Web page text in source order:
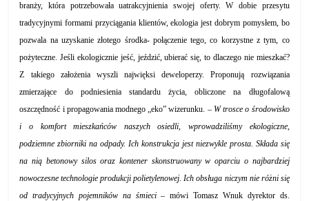
branży, która potrzebowała uatrakcyjnienia swojej oferty. W dobie przesytu
tradycyjnymi formami przyciągania klientów, ekologia jest dobrym pomysłem, bo
pozwala na uzyskanie złotego środka- połączenie tego, co korzystne z tym, co
pożyteczne. Jeśli ekologicznie jeść, jeździć, ubierać się, to dlaczego nie mieszkać?
Z takiego założenia wyszli najwięksi deweloperzy. Proponują rozwiązania
zmierzające do podniesienia standardu życia, obliczone na długofalową
oszczędność i propagowania modnego „eko” wizerunku. – W trosce o środowisko
i o komfort mieszkańców naszych osiedli, wprowadziliśmy ekologiczne,
podziemne zbiorniki na odpady. Ich konstrukcja jest niezwykle prosta. Składa się
na nią betonowy silos oraz kontener skonstruowany w oparciu o najbardziej
nowoczesne technologie produkcji polietylenowej. Ich obsługa niczym nie różni się
od tradycyjnych pojemników na śmieci –mówi Tomasz Wnuk dyrektor ds.